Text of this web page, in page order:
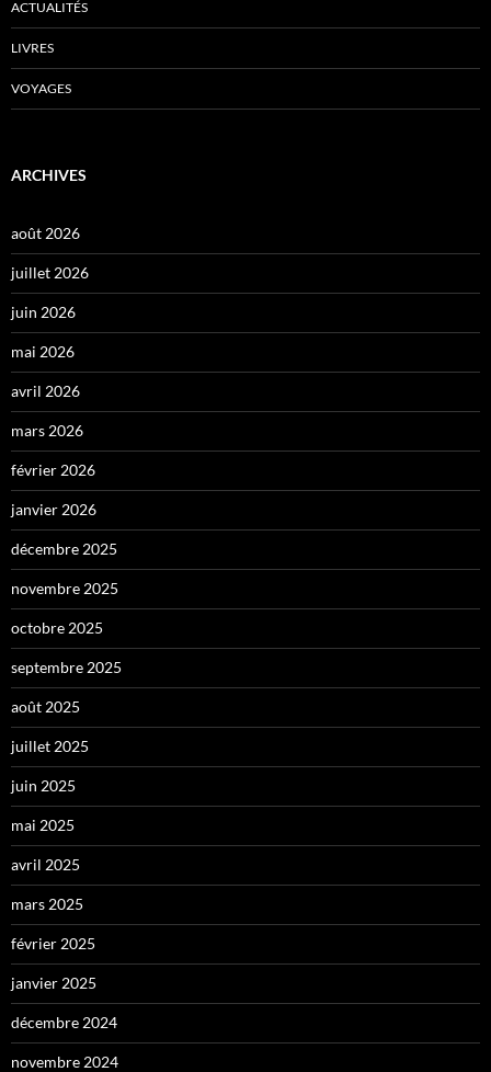
ACTUALITÉS
LIVRES
VOYAGES
ARCHIVES
août 2026
juillet 2026
juin 2026
mai 2026
avril 2026
mars 2026
février 2026
janvier 2026
décembre 2025
novembre 2025
octobre 2025
septembre 2025
août 2025
juillet 2025
juin 2025
mai 2025
avril 2025
mars 2025
février 2025
janvier 2025
décembre 2024
novembre 2024